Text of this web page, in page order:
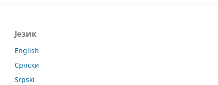
Језик
English
Српски
Srpski